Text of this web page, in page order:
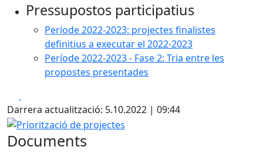
Pressupostos participatius
Període 2022-2023: projectes finalistes
definitius a executar el 2022-2023
Període 2022-2023 - Fase 2: Tria entre les
propostes presentades
Darrera actualització: 5.10.2022 | 09:44
Priorització de projectes
Documents